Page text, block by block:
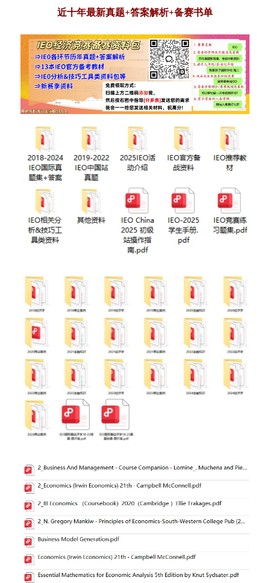
近十年最新真题+答案解析+备赛书单